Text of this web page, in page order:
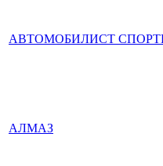
АВТОМОБИЛИСТ
АЛМАЗ